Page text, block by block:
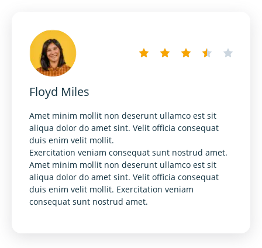
Floyd Miles
Amet minim mollit non deserunt ullamco est sit
aliqua dolor do amet sint. Velit officia consequat
duis enim velit mollit.
Exercitation veniam consequat sunt nostrud amet.
Amet minim mollit non deserunt ullamco est sit
aliqua dolor do amet sint. Velit officia consequat
duis enim velit mollit. Exercitation veniam
consequat sunt nostrud amet.